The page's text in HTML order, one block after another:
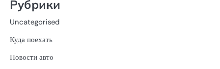
Рубрики
Uncategorised
Куда поехать
Новости авто